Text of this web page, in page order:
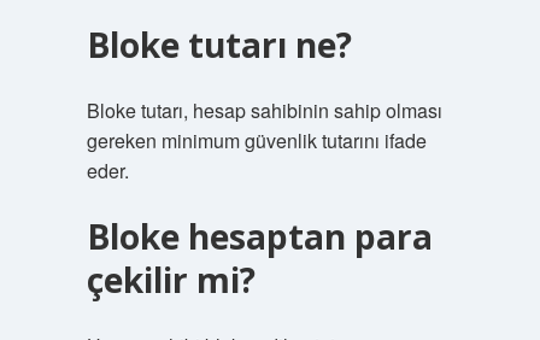
Bloke tutarı ne?
Bloke tutarı, hesap sahibinin sahip olması
gereken minimum güvenlik tutarını ifade
eder.
Bloke hesaptan para
çekilir mi?